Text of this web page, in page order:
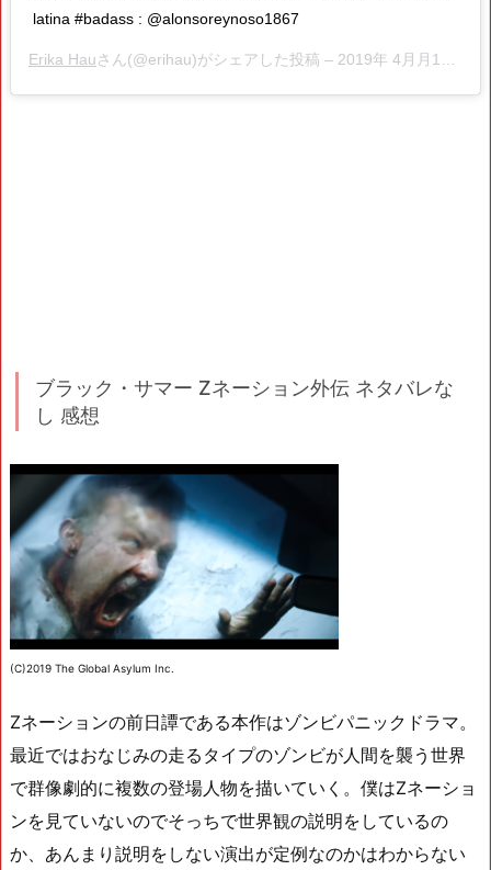
latina #badass : @alonsoreynoso1867
Erika Hauさん(@erihau)がシェアした投稿 – 2019年 4月月16日午後12時09分PDT
ブラック・サマー Zネーション外伝 ネタバレな
し 感想
(C)2019 The Global Asylum Inc.
Zネーションの前日譚である本作はゾンビパニックドラマ。
最近ではおなじみの走るタイプのゾンビが人間を襲う世界
で群像劇的に複数の登場人物を描いていく。僕はZネーショ
ンを見ていないのでそっちで世界観の説明をしているの
か、あんまり説明をしない演出が定例なのかはわからない